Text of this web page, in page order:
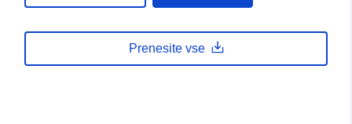
Prenesite vse